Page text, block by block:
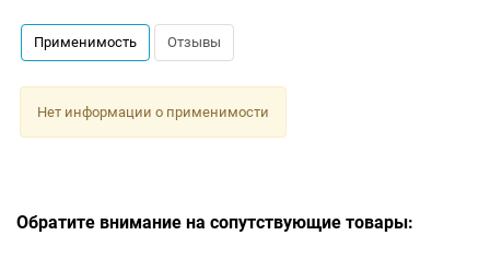
Применимость Отзывы
Нет информации о применимости
Обратите внимание на сопутствующие товары: